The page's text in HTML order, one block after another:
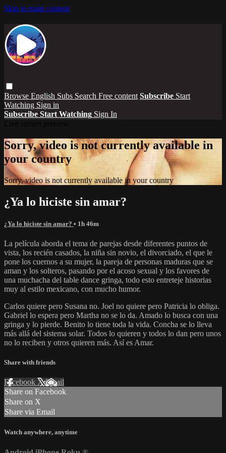
Skip to main content
Browse English Subs Search Free content Subscribe Start
Watching Sign in
Subscribe Start Watching Sign In
Sorry, video is not currently available in
your country
Sorry, video is not currently available in your country
¿Ya lo hiciste sin amar?
¿Ya lo hiciste sin amar? • 1h 46m
La película aborda el tema de parejas desde diferentes puntos de
vista, los recién casados, la niña sin novio, el divorciado, el que le
pone los cuernos a su mujer, la pareja de personas maduras que se
aman y los solteros, pasando por el acoso sexual y los favores de
una muchacha del table dance gringa, todo esto entreteje historias
muy al estilo mexicano, con mucho humor.
Carlos quiere pero Susana no. Joel no quiere pero Patricia lo obliga.
Gabriel lo espera pero Martha no se lo da. Amado lo busca con una
gringa y lo pierde. Benito lo tiene toda la vida. Concha se lo lleva
más allá del sistema solar. Todos lo quieren y todos lo dan pero unos
no lo reciben y otros quieren más. Así es Amar.
Share with friends
Facebook XEmail
Share on Facebook
Share on X
Share via Email
Watch anywhere, anytime